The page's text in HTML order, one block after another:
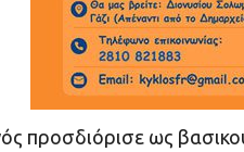
προσδιόρισε ως